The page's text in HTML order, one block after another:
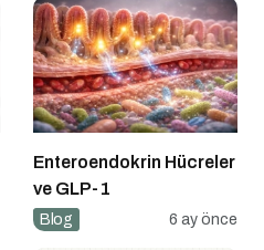
Enteroendokrin Hücreler
ve GLP-1
Blog 6 ay önce